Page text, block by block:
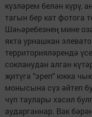
күзләрем белән күрү,
тагын бер кат фотога
Шәһәребезнең мине
якта урнашкан
территорияләрендә
сокланудан алган
җитүгә "эреп" юкка
монысына сүз әйтеп
чүп таулары хасил
аударганнар. Вак